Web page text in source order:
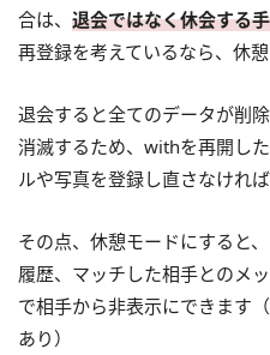
合は、 退会ではなく休会する
再登録を考えているなら、休
退会すると全てのデータが削
消滅するため、withを再開し
ルや写真を登録し直さなければ
その点、休憩モードにすると
履歴、マッチした相手とのメ
で相手から非表示にできます
あり）